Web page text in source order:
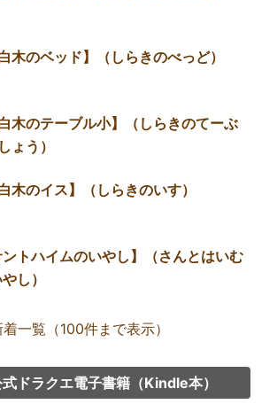
白木のベッド】（しらきのべっど）
白木のテーブル小】（しらきのてーぶ
ょう）
白木のイス】（しらきのいす）
ントハイムのいやし】（さんとはいむ
し）
着一覧（100件まで表示）
式ドラクエ電子書籍（Kindle本）